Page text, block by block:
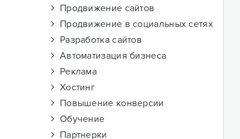
Продвижение сайтов
Продвижение в социальных сетях
Разработка сайтов
Автоматизация бизнеса
Реклама
Хостинг
Повышение конверсии
Обучение
Партнерки